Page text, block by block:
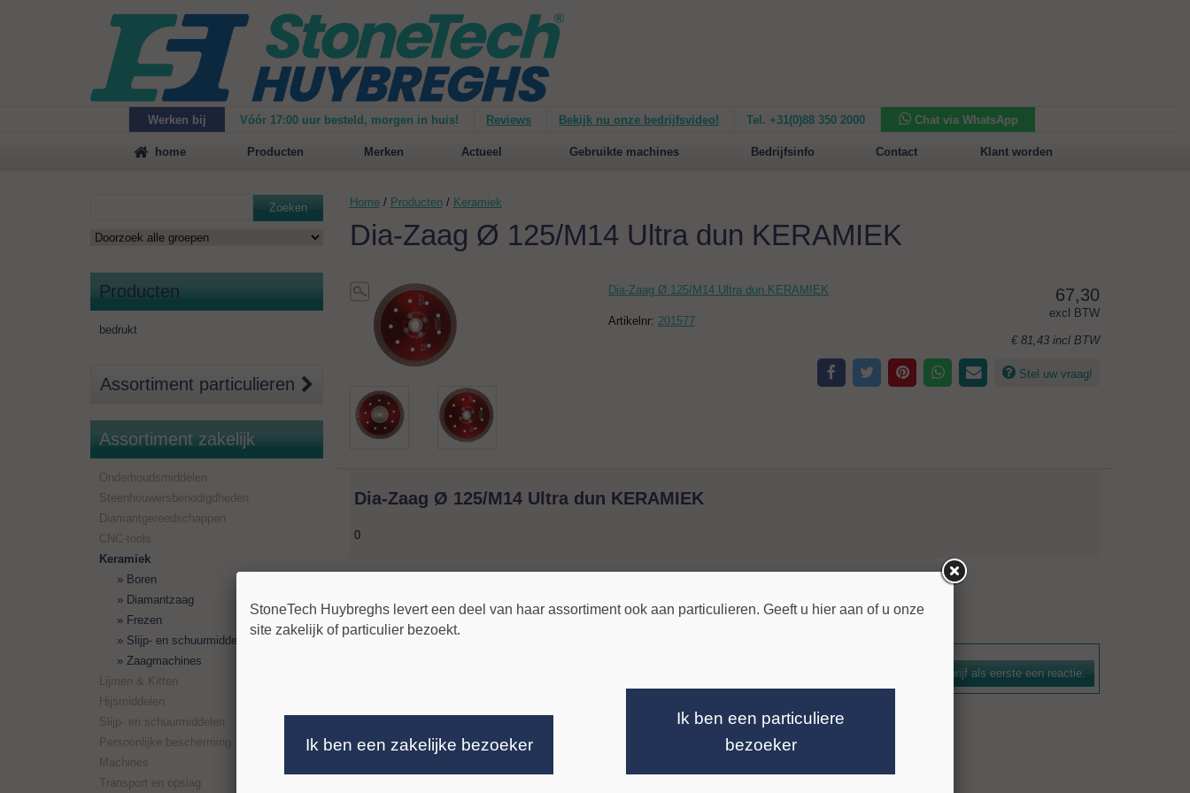
Werken bij Vóór 17:00 uur besteld, morgen in huis! Reviews Bekijk nu onze bedrijfsvideo! Tel. +31(0)88 350 2000
Chat via WhatsApp
Maak
vrijblijvend een afspraak voor een demonstratie van de Mirage 1500 Nieuw op de website: selecteer nu op merken! Nieuw in het assortiment: Sansone Collection
home Producten Merken Actueel Gebruikte machines Bedrijfsinfo Contact Klant worden
Zoeken
Producten
bedrukt
Assortiment particulieren
Assortiment zakelijk
Onderhoudsmiddelen
Steenhouwersbenodigdheden
Diamantgereedschappen
CNC-tools
Keramiek
Boren
Diamantzaag
Frezen
Slijp- en schuurmiddelen
Zaagmachines
Lijmen & Kitten
Hijsmiddelen
Slijp- en schuurmiddelen
Persoonlijke bescherming
Machines
Transport en opslag
Home / Producten/ Keramiek
Dia-Zaag Ø 125/M14 Ultra dun KERAMIEK
Dia-Zaag Ø 125/M14 Ultra dun KERAMIEK
Artikelnr: 201577
67,30
excl BTW
€ 81,43 incl BTW
Stel uw vraag!
Dia-Zaag Ø 125/M14 Ultra dun KERAMIEK
0
Reviews
Schrijf als eerste een reactie.
StoneTech Huybreghs levert een deel van haar assortiment ook aan particulieren. Geeft u hier aan of u onze
site zakelijk of particulier bezoekt.
Ik ben een zakelijke bezoeker
Ik ben een particuliere
bezoeker